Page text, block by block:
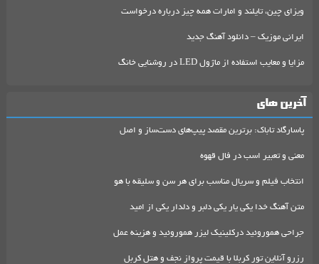
ویزای چین، تایلند و امارات همه چیز درباره درخواست
ایرانی موزیک – دانلود آهنگ جدید
مزایا و معایب استفاده از ماژول LED در روشنایی خانگ
آخرین های
پاسارگاد تاباک: برترین مقصد پیپ‌های دست‌ساز و اصل
معنی و تعبیر اسب در فال قهوه
انتخاب فیلم و سریال مناسب برای هر سن و سلیقه با هو
متن آهنگ خدا یکی یار یکی دلبر و دلدار یکی از امید
جراحی هموروئید درکلینیک لیزر هموروئید و هزینه عمل
رزرو آنلاین تور کربلا با قیمت پرواز نجف و هتل کربل